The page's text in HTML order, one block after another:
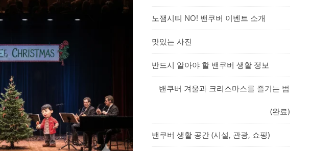
노잼시티 NO! 밴쿠버 이벤트 소개
맛있는 사진
반드시 알아야 할 밴쿠버 생활 정보
밴쿠버 겨울과 크리스마스를 즐기는 법
(완료)
밴쿠버 생활 공간 (시설, 관광, 쇼핑)